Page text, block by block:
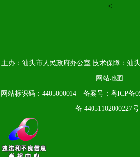
<
主办：汕头市人民政府办公室 技术保障：汕
网站地图
网站标识码：4405000014 备案号：粤ICP备
备 44051102000227号